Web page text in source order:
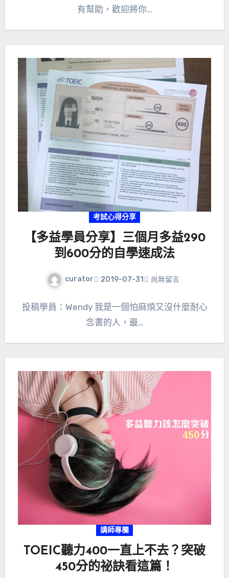
有幫助，歡迎將你…
考試心得分享
【多益學員分享】三個月多益290
到600分的自學速成法
curator 2019-07-31 尚無留言
投稿學員：Wendy 我是一個怕麻煩又沒什麼耐心
念書的人，最…
講師專欄
TOEIC聽力400一直上不去？突破
450分的祕訣看這篇！